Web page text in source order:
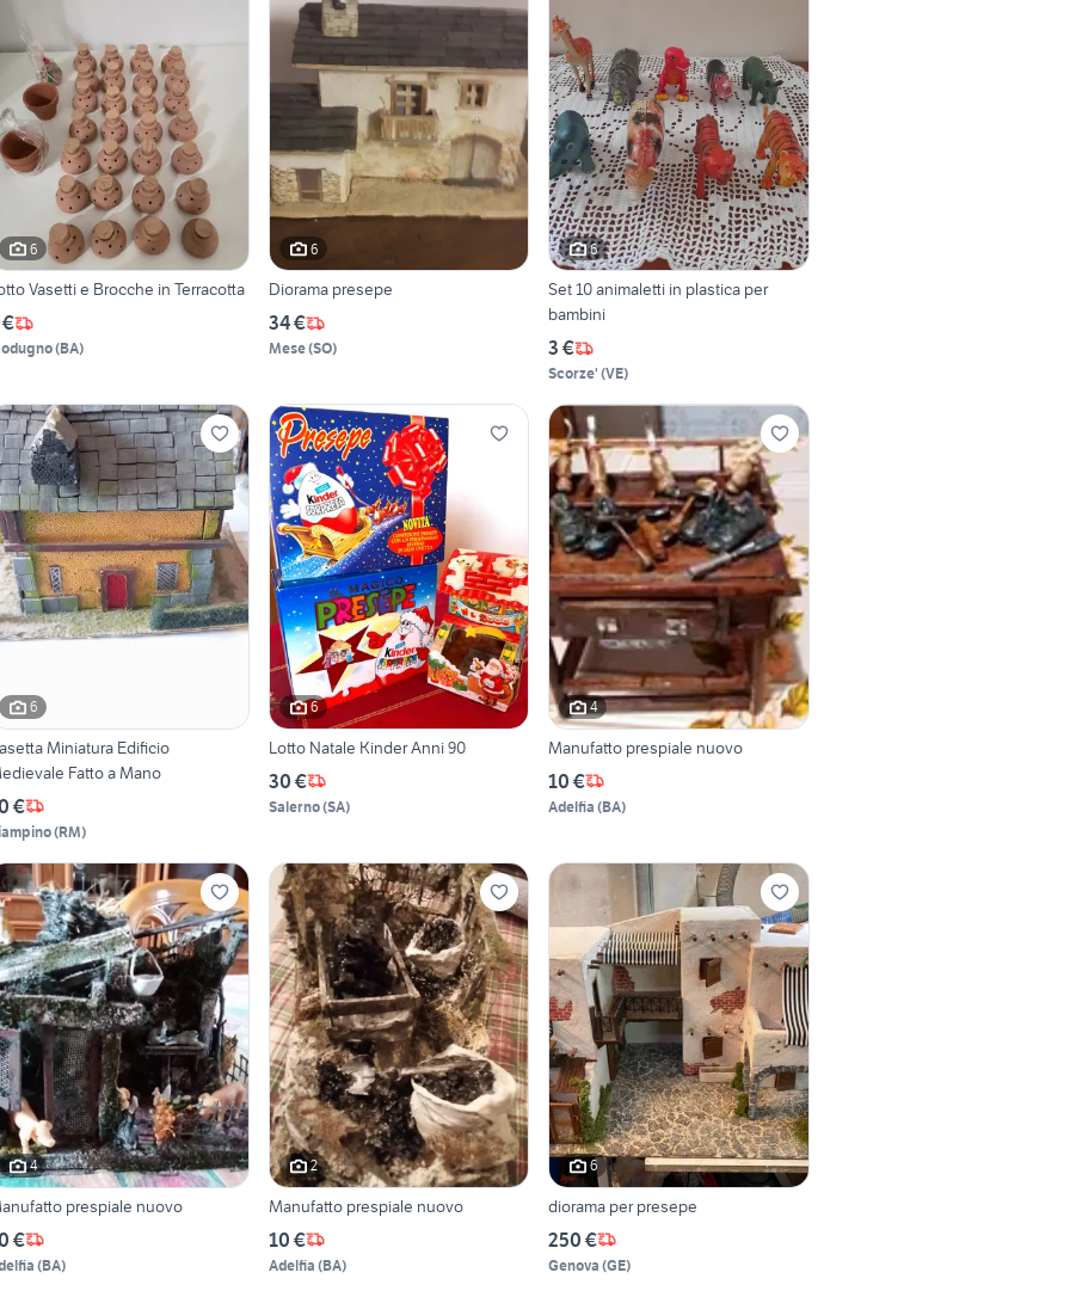
6
Vasetti e Brocche in Terracotta
(BA)
6
Diorama presepe
34 €
Mese(SO)
6
Set 10 animaletti in plastica per
bambini
3 €
Scorze' (VE)
6
Miniatura Edificio
Fatto a Mano
€
(RM)
6
Lotto Natale Kinder Anni 90
30 €
Salerno(SA)
4
Manufatto prespiale nuovo
10 €
Adelfia (BA)
4
prespiale nuovo
€
(BA)
2
Manufatto prespiale nuovo
10 €
Adelfia (BA)
6
diorama per presepe
250 €
Genova (GE)